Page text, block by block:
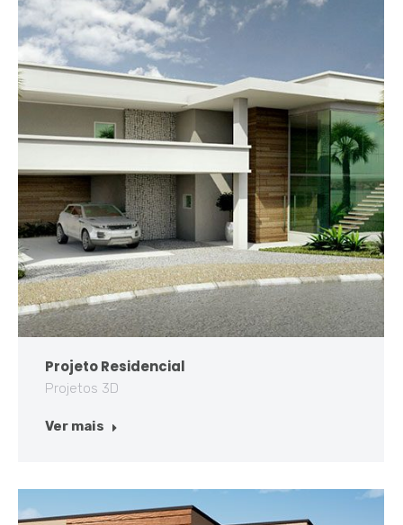
Projeto Residencial
Projetos 3D
Ver mais